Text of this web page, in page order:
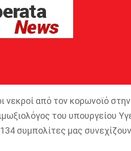
νεκροί από τον κορωνοϊό
του υπουργείου
συμπολίτες μας